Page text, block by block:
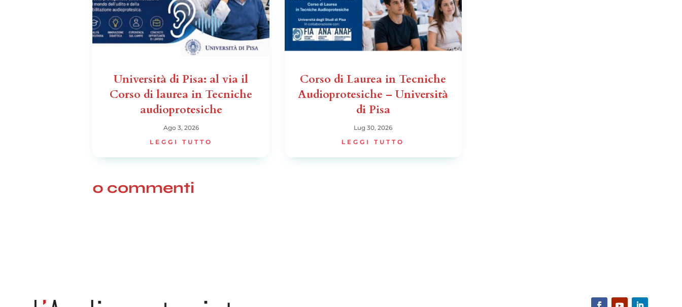
Università di Pisa: al via il
Corso di laurea in Tecniche
audioprotesiche
Ago 3, 2026
LEGGI TUTTO
Corso di Laurea in Tecniche
Audioprotesiche – Università
di Pisa
Lug 30, 2026
LEGGI TUTTO
0 commenti